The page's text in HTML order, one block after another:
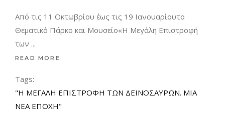
Από τις 11 Οκτωβρίου έως τις 19 Ιανουαρίουτο
Θεματικό Πάρκο και Μουσείο«Η Μεγάλη Επιστροφή
των
READ MORE
Tags:
"Η ΜΕΓΑΛΗ ΕΠΙΣΤΡΟΦΗ ΤΩΝ ΔΕΙΝΟΣΑΥΡΩΝ. ΜΙΑ
ΝΕΑ ΕΠΟΧΗ"